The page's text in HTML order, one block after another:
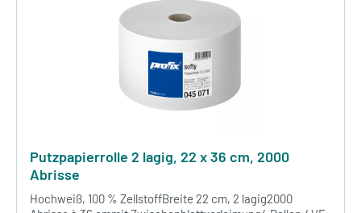
Putzpapierrolle 2 lagig, 22 x 36 cm, 2000
Abrisse
Hochweiß, 100 % ZellstoffBreite 22 cm, 2 lagig2000